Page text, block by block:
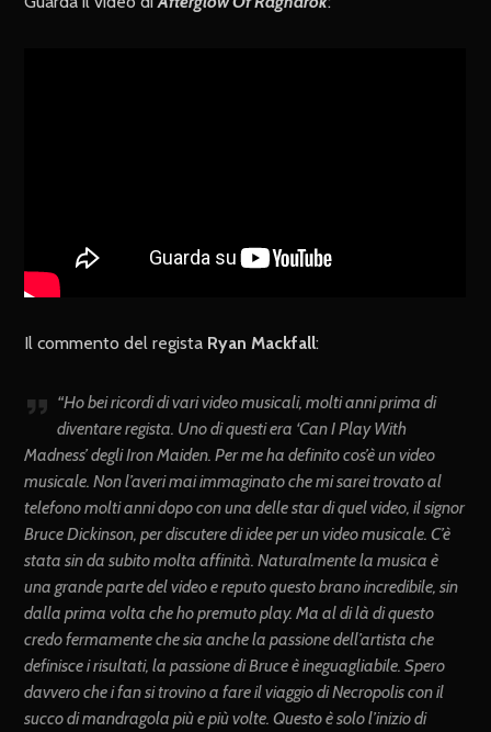
Il commento del regista Ryan Mackfall:
“Ho bei ricordi di vari video musicali, molti anni prima di
diventare regista. Uno di questi era ‘Can I Play With
Madness’ degli Iron Maiden. Per me ha definito cos’è un video
musicale. Non l’averi mai immaginato che mi sarei trovato al
telefono molti anni dopo con una delle star di quel video, il signor
Bruce Dickinson, per discutere di idee per un video musicale. C’è
stata sin da subito molta affinità. Naturalmente la musica è
una grande parte del video e reputo questo brano incredibile, sin
dalla prima volta che ho premuto play. Ma al di là di questo
credo fermamente che sia anche la passione dell’artista che
definisce i risultati, la passione di Bruce è ineguagliabile. Spero
davvero che i fan si trovino a fare il viaggio di Necropolis con il
succo di mandragola più e più volte. Questo è solo l’inizio di